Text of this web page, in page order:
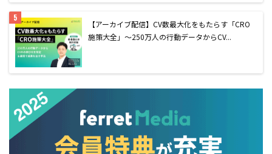
【アーカイブ配信】CV数最大化をもたらす「CRO
施策大全」〜250万人の行動データからCV...